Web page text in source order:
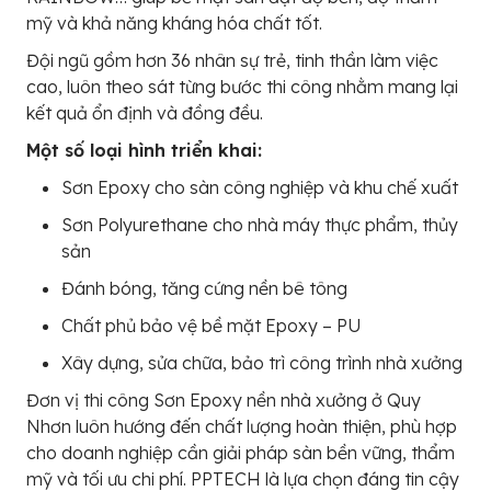
mỹ và khả năng kháng hóa chất tốt.
Đội ngũ gồm hơn 36 nhân sự trẻ, tinh thần làm việc
cao, luôn theo sát từng bước thi công nhằm mang lại
kết quả ổn định và đồng đều.
Một số loại hình triển khai:
Sơn Epoxy cho sàn công nghiệp và khu chế xuất
Sơn Polyurethane cho nhà máy thực phẩm, thủy
sản
Đánh bóng, tăng cứng nền bê tông
Chất phủ bảo vệ bề mặt Epoxy – PU
Xây dựng, sửa chữa, bảo trì công trình nhà xưởng
Đơn vị thi công Sơn Epoxy nền nhà xưởng ở Quy
Nhơn luôn hướng đến chất lượng hoàn thiện, phù hợp
cho doanh nghiệp cần giải pháp sàn bền vững, thẩm
mỹ và tối ưu chi phí. PPTECH là lựa chọn đáng tin cậy